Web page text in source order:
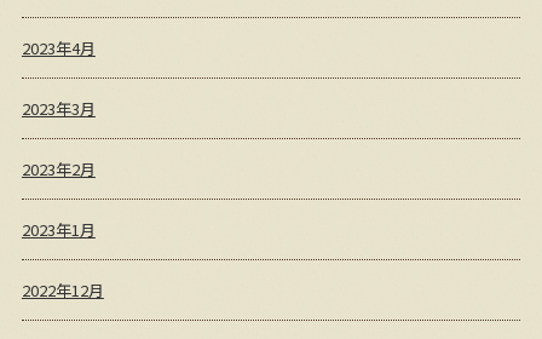
2023年4月
2023年3月
2023年2月
2023年1月
2022年12月